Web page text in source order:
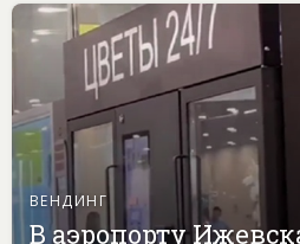
ВЕНДИНГ
В аэропорту